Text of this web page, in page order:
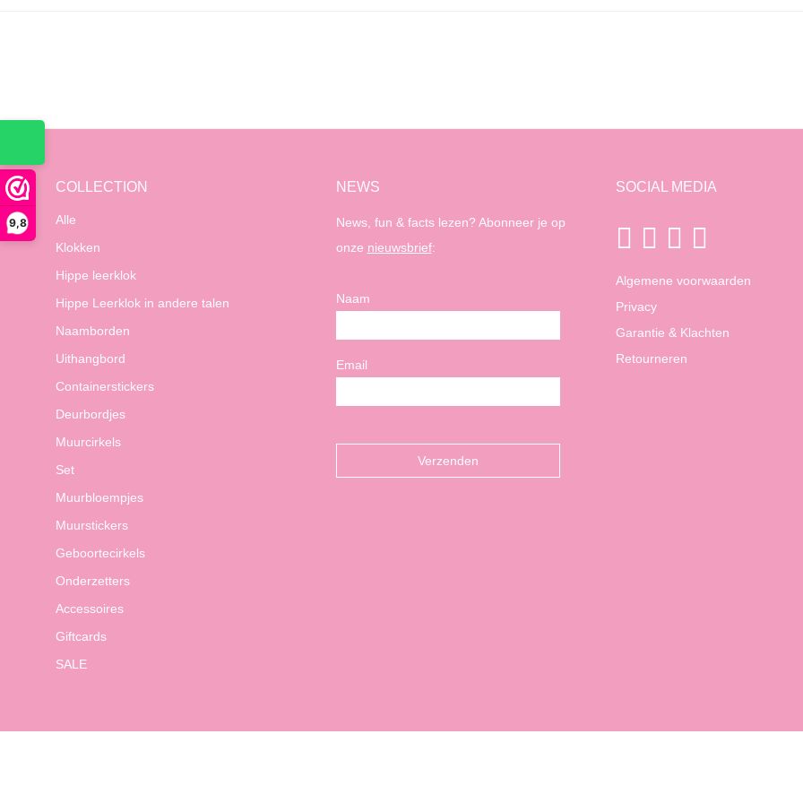
9,8
COLLECTION
Alle
Klokken
Hippe leerklok
Hippe Leerklok in andere talen
Naamborden
Uithangbord
Containerstickers
Deurbordjes
Muurcirkels
Set
Muurbloempjes
Muurstickers
Geboortecirkels
Onderzetters
Accessoires
Giftcards
SALE
NEWS
News, fun & facts lezen? Abonneer je op
onze nieuwsbrief:
Naam
Email
SOCIAL MEDIA
Algemene voorwaarden
Privacy
Garantie & Klachten
Retourneren